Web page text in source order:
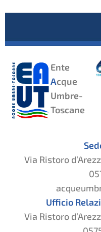
Ente
Acque
Umbre-
Toscane
Via Ristoro
Ufficio
Via Ristoro